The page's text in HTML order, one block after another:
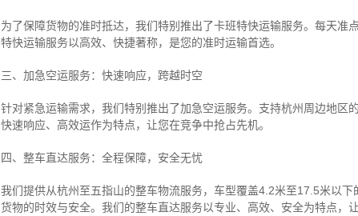
为了保障货物的准时抵达，我们特别推出了卡班特快运输服务。每天
特快运输服务以高效、快捷著称，是您的准时运输首选。
三、加急空运服务：快速响应，跨越时空
针对紧急运输需求，我们特别推出了加急空运服务。支持杭州周边地
快速响应、高效运作为特点，让您在竞争中抢占先机。
四、整车直达服务：全程保障，安全无忧
我们提供从杭州至五指山的整车物流服务，车型覆盖4.2米至17.5米以
货物的时效与安全。我们的整车直达服务以专业、高效、安全为特点，